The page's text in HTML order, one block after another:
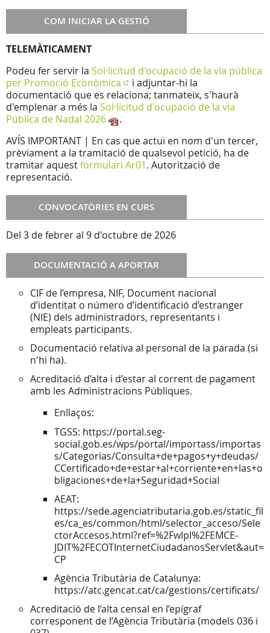
COM INICIAR LA GESTIÓ
TELEMÀTICAMENT
Podeu fer servir la Sol·licitud d'ocupació de la via pública
per Promoció Econòmica
i adjuntar-hi la
documentació que es relaciona; tanmateix, s'haurà
d'emplenar a més la Sol·licitud d'ocupació de la via
Pública de Nadal 2026
.
AVÍS IMPORTANT | En cas que actuï en nom d'un tercer,
prèviament a la tramitació de qualsevol petició, ha de
tramitar aquestformulari Ar01. Autorització de
representació.
CONVOCATÒRIES EN CURS
Del 3 de febrer al 9 d'octubre de 2026
DOCUMENTACIÓ A APORTAR
CIF de l’empresa, NIF, Document nacional
d’identitat o número d’identificació d’estranger
(NIE) dels administradors, representants i
empleats participants.
Documentació relativa al personal de la parada (si
n'hi ha).
Acreditació d’alta i d’estar al corrent de pagament
amb les Administracions Públiques.
Enllaços:
TGSS: https://portal.seg-
social.gob.es/wps/portal/importass/importas
s/Categorias/Consulta+de+pagos+y+deudas/
CCertificado+de+estar+al+corriente+en+las+o
bligaciones+de+la+Seguridad+Social
AEAT:
https://sede.agenciatributaria.gob.es/static_fil
es/ca_es/common/html/selector_acceso/Sele
ctorAccesos.html?ref=%2Fwlpl%2FEMCE-
JDIT%2FECOTInternetCiudadanosServlet&aut=
CP
Agència Tributària de Catalunya:
https://atc.gencat.cat/ca/gestions/certificats/
Acreditació de l’alta censal en l’epígraf
corresponent de l’Agència Tributària (models 036 i